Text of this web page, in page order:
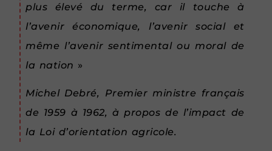
plus élevé du terme, car il touche à
l’avenir économique, l’avenir social et
même l’avenir sentimental ou moral de
la nation »
Michel Debré, Premier ministre français
de 1959 à 1962, à propos de l’impact de
la Loi d’orientation agricole.